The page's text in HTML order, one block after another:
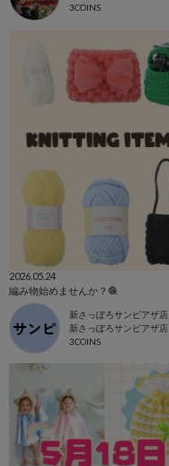
3COINS
2026.05.24
編み物始めませんか？🧶
新さっぽろサンピアザ店
新さっぽろサンピアザ店
3COINS